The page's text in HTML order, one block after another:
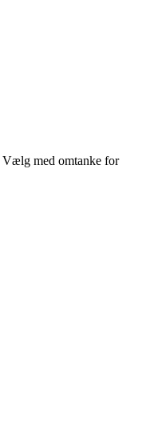
med omtanke for